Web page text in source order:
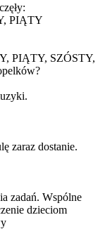
PIĄTY
PIĄTY, SZÓSTY,
zaraz dostanie.
zadań. Wspólne
dzieciom